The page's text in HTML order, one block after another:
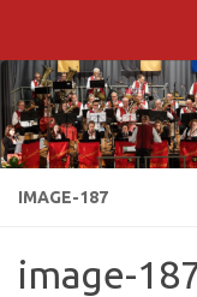
IMAGE-187
image-